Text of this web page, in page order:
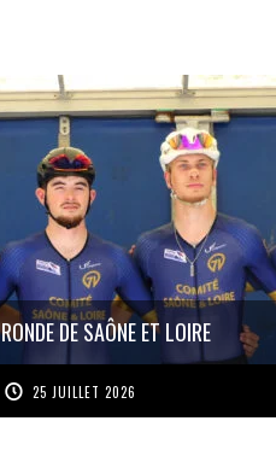
RONDE DE SAÔNE ET LOIRE
25 JUILLET 2026